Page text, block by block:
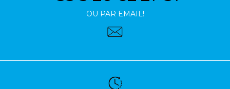
OU PAR EMAIL!